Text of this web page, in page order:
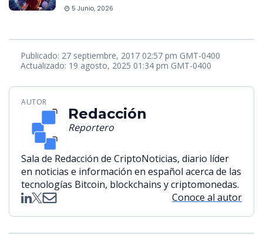
5 Junio, 2026
Publicado: 27 septiembre, 2017 02:57 pm GMT-0400
Actualizado: 19 agosto, 2025 01:34 pm GMT-0400
AUTOR
Redacción
Reportero
Sala de Redacción de CriptoNoticias, diario líder
en noticias e información en español acerca de las
tecnologías Bitcoin, blockchains y criptomonedas.
Conoce al autor